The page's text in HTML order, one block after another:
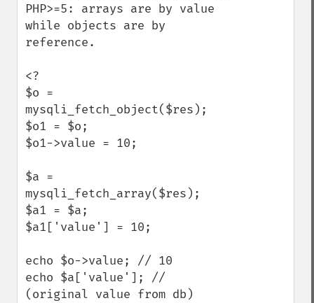
PHP>=5: arrays are by value
while objects are by
reference.
<?
$o =
mysqli_fetch_object($res);
$o1 = $o;
$o1->value = 10;
$a =
mysqli_fetch_array($res);
$a1 = $a;
$a1['value'] = 10;
echo $o->value; // 10
echo $a['value']; //
(original value from db)